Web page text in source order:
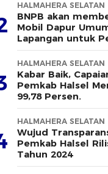
HALMAHERA SELATAN
BNPB akan
Mobil Dapur
Lapangan untuk
Halsel
HALMAHERA SELATAN
Kabar Baik,
Pemkab Halsel
99,78 Persen.
HALMAHERA SELATAN
Wujud
Pemkab Halsel
Tahun 2024